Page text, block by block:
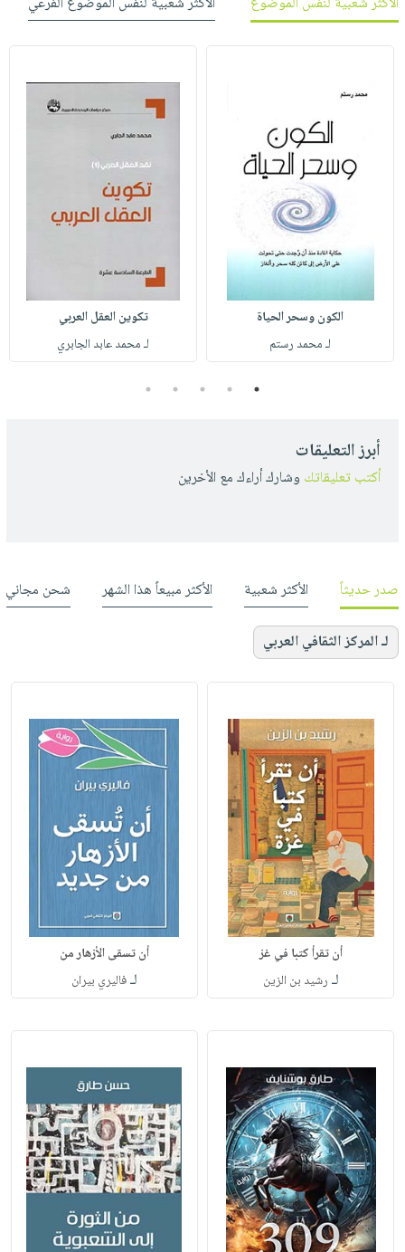
الكون وسحر الحياة
لـ محمد رستم
تكوين العقل العربي
لـ محمد عابد الجابري
1
2
3
4
5
أبرز التعليقات
أكتب تعليقاتك وشارك أراءك مع الأخرين
صدر حديثاً الأكثر شعبية الأكثر مبيعاً هذا الشهر شحن مجاني
لـ المركز الثقافي العربي
أن تقرأ كتبا في غز
لـ رشيد بن الزين
أن تسقى الأزهار من
لـفاليري بيران